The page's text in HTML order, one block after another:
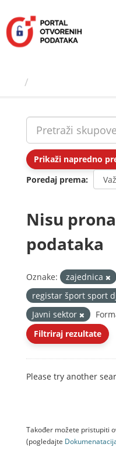
sadržaj
Prikaži napredno
Poredaj prema
Nisu
podataka
Oznake: zajednica
registar šport sport
Javni sektor
Filtriraj rezultate
Please try another
Također možete pristupiti
(pogledajte